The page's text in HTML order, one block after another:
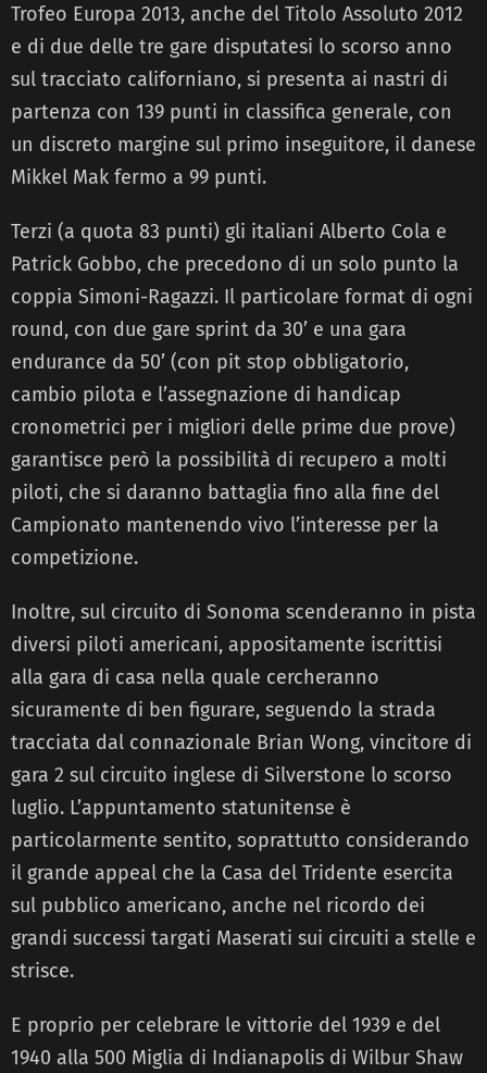
Trofeo Europa 2013, anche del Titolo Assoluto 2012
e di due delle tre gare disputatesi lo scorso anno
sul tracciato californiano, si presenta ai nastri di
partenza con 139 punti in classifica generale, con
un discreto margine sul primo inseguitore, il danese
Mikkel Mak fermo a 99 punti.
Terzi (a quota 83 punti) gli italiani Alberto Cola e
Patrick Gobbo, che precedono di un solo punto la
coppia Simoni-Ragazzi. Il particolare format di ogni
round, con due gare sprint da 30’ e una gara
endurance da 50’ (con pit stop obbligatorio,
cambio pilota e l’assegnazione di handicap
cronometrici per i migliori delle prime due prove)
garantisce però la possibilità di recupero a molti
piloti, che si daranno battaglia fino alla fine del
Campionato mantenendo vivo l’interesse per la
competizione.
Inoltre, sul circuito di Sonoma scenderanno in pista
diversi piloti americani, appositamente iscrittisi
alla gara di casa nella quale cercheranno
sicuramente di ben figurare, seguendo la strada
tracciata dal connazionale Brian Wong, vincitore di
gara 2 sul circuito inglese di Silverstone lo scorso
luglio. L’appuntamento statunitense è
particolarmente sentito, soprattutto considerando
il grande appeal che la Casa del Tridente esercita
sul pubblico americano, anche nel ricordo dei
grandi successi targati Maserati sui circuiti a stelle e
strisce.
E proprio per celebrare le vittorie del 1939 e del
1940 alla 500 Miglia di Indianapolis di Wilbur Shaw